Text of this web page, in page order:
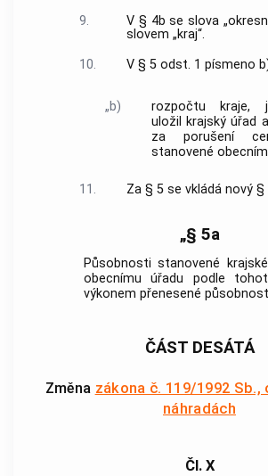
9.
V § 4b se slova
slovem „kraj“.
10.
V § 5 odst. 1 písmeno
„b)
rozpočtu kraje,
uložil krajský úřad
za porušení
stanovené obecním
11. Za § 5 se vkládá nový §
„§ 5a
Působnosti stanovené
obecnímu úřadu podle
výkonem přenesené
ČÁST DESÁTÁ
Změna zákona č. 119/1992 Sb.,
náhradách
Čl. X